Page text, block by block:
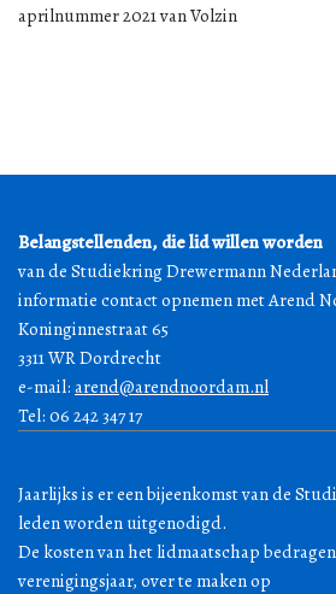
aprilnummer 2021 van Volzin
Belangstellenden, die lid willen worden
van de Studiekring Drewermann
informatie contact opnemen met Arend
Koninginnestraat 65
3311 WR Dordrecht
e-mail: arend@arendnoordam.nl
Tel: 06 242 347 17
Jaarlijks is er een bijeenkomst van de
leden worden uitgenodigd.
De kosten van het lidmaatschap
verenigingsjaar, over te maken op